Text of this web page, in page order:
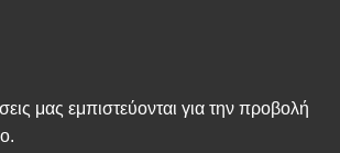
μας εμπιστεύονται για την προβολή